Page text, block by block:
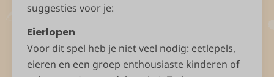
suggesties voor je:
Eierlopen
Voor dit spel heb je niet veel nodig: eetlepels,
eieren en een groep enthousiaste kinderen of